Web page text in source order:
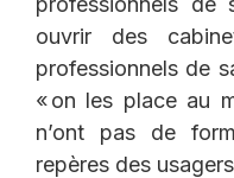
ouvrir des
professionnels de
« on les place au
n’ont pas de
repères des